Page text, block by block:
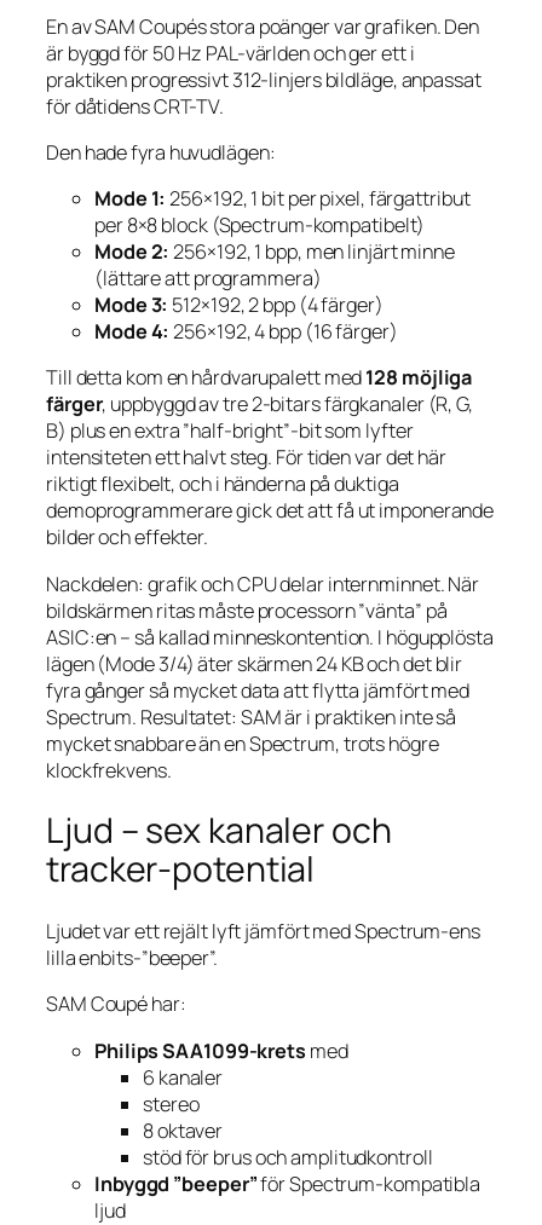
En av SAM Coupés stora poänger var grafiken. Den
är byggd för 50 Hz PAL-världen och ger ett i
praktiken progressivt 312-linjers bildläge, anpassat
för dåtidens CRT-TV.
Den hade fyra huvudlägen:
Mode 1: 256×192, 1 bit per pixel, färgattribut
per 8×8 block (Spectrum-kompatibelt)
Mode 2: 256×192, 1 bpp, men linjärt minne
(lättare att programmera)
Mode 3: 512×192, 2 bpp (4 färger)
Mode 4: 256×192, 4 bpp (16 färger)
Till detta kom en hårdvarupalett med128 möjliga
färger, uppbyggd av tre 2-bitars färgkanaler (R, G,
B) plus en extra ”half-bright”-bit som lyfter
intensiteten ett halvt steg. För tiden var det här
riktigt flexibelt, och i händerna på duktiga
demoprogrammerare gick det att få ut imponerande
bilder och effekter.
Nackdelen: grafik och CPU delar internminnet. När
bildskärmen ritas måste processorn ”vänta” på
ASIC:en – så kallad minneskontention. I högupplösta
lägen (Mode 3/4) äter skärmen 24 KB och det blir
fyra gånger så mycket data att flytta jämfört med
Spectrum. Resultatet: SAM är i praktiken inte så
mycket snabbare än en Spectrum, trots högre
klockfrekvens.
Ljud – sex kanaler och
tracker-potential
Ljudet var ett rejält lyft jämfört med Spectrum-ens
lilla enbits-”beeper”.
SAM Coupé har:
Philips SAA1099-krets med
6 kanaler
stereo
8 oktaver
stöd för brus och amplitudkontroll
Inbyggd ”beeper”för Spectrum-kompatibla
ljud